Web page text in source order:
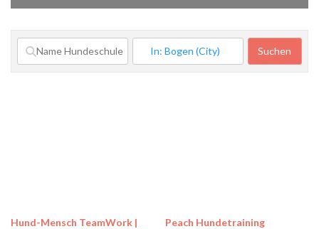
Suchen
Hund-Mensch TeamWork |
Peach Hundetraining